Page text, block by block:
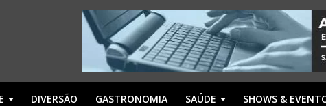
DIVERSÃO GASTRONOMIA SAÚDE SHOWS &